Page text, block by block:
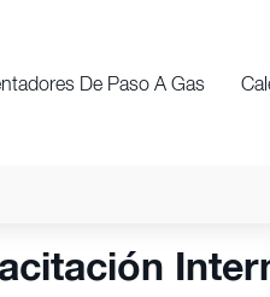
De Paso A Gas